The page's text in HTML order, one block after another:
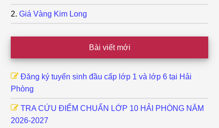
Giá Vàng Kim Long
Bài viết mới
Đăng ký tuyển sinh đầu cấp lớp 1 và lớp 6 tại Hải
Phòng
TRA CỨU ĐIỂM CHUẨN LỚP 10 HẢI PHÒNG NĂM
2026-2027